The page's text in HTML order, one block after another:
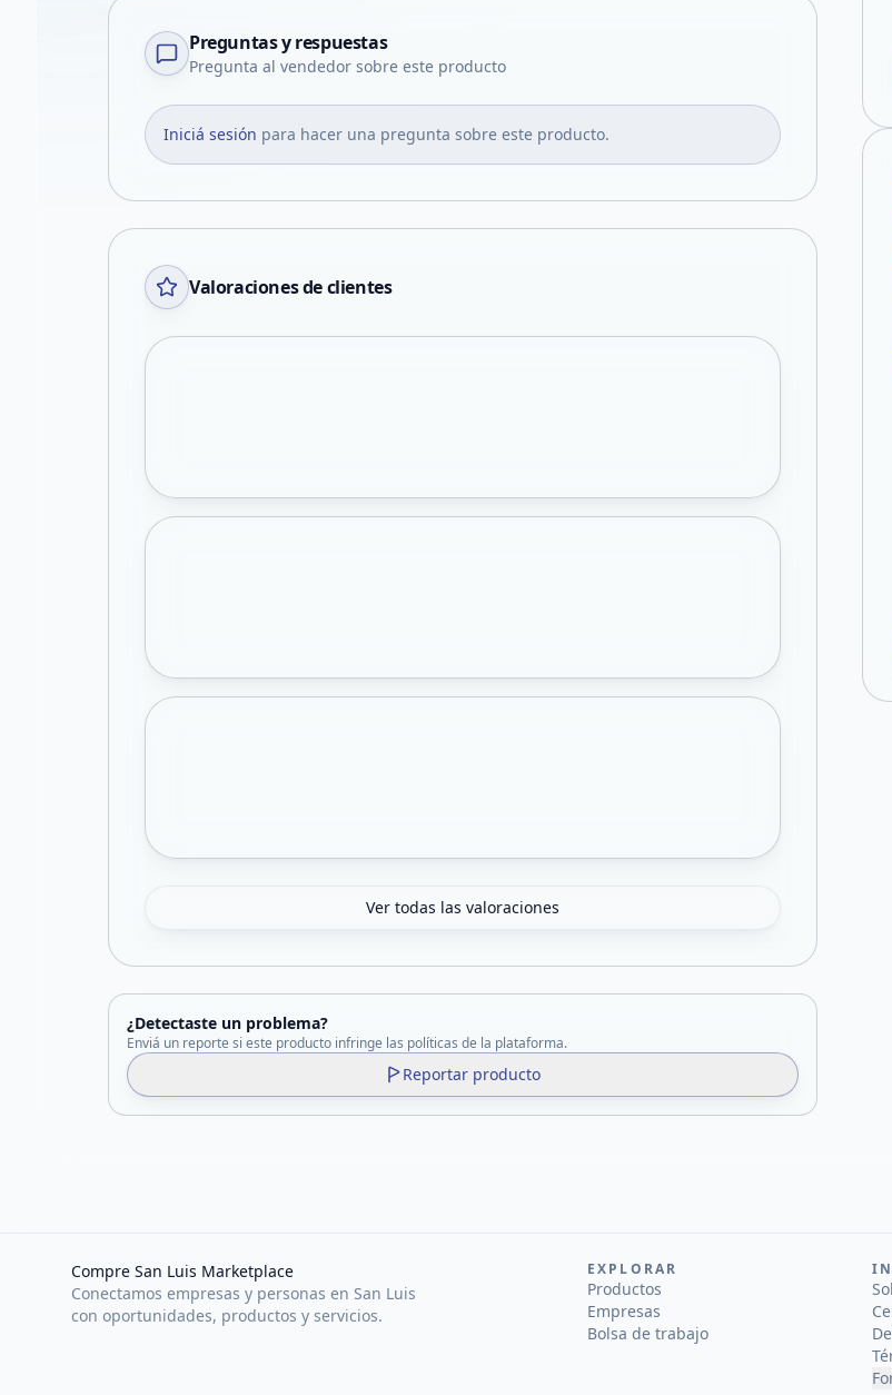
Preguntas y respuestas
Pregunta al vendedor sobre este producto
Iniciá sesión para hacer una pregunta sobre este producto.
Valoraciones de clientes
Ver todas las valoraciones
¿Detectaste un problema?
Enviá un reporte si este producto infringe las políticas de la plataforma.
Reportar producto
Compre San Luis Marketplace
Conectamos empresas y personas en San Luis
con oportunidades, productos y servicios.
EXPLORAR
Productos
Empresas
Bolsa de trabajo